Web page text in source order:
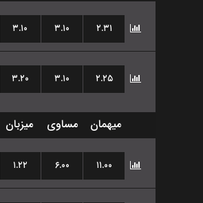
۳.۱۰ ۳.۱۰ ۲.۳۱
۳.۲۰ ۳.۱۰ ۲.۲۵
میزبان مساوی میهمان
۱.۲۲ ۶.۰۰ ۱۱.۰۰